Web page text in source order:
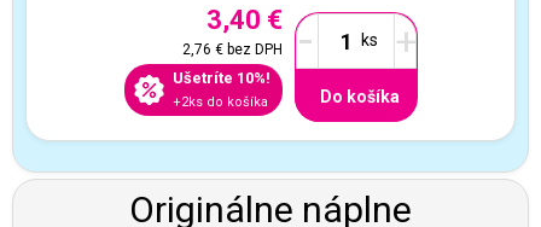
3,40 €
2,76 €bez DPH
Ušetríte 10%!
+2ks do košíka
- +
Do košíka
Originálne náplne